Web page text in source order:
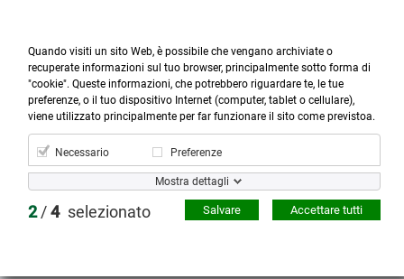

Prodotti

Account

Cerca
more_horiz
Menù
shopping_cart
Pillole aricept destezil lizidra memac yasnal
yasnoro prezzo
Fri 7/8/2026
Quando visiti un sito Web, è possibile che vengano archiviate o
recuperate informazioni sul tuo browser, principalmente sotto forma di
"cookie". Queste informazioni, che potrebbero riguardare te, le tue
preferenze, o il tuo dispositivo Internet (computer, tablet o cellulare),
viene utilizzato principalmente per far funzionare il sito come previstoa.
Necessario Preferenze
Mostra dettagli
2/4 selezionato Accettare tutti
Salvare